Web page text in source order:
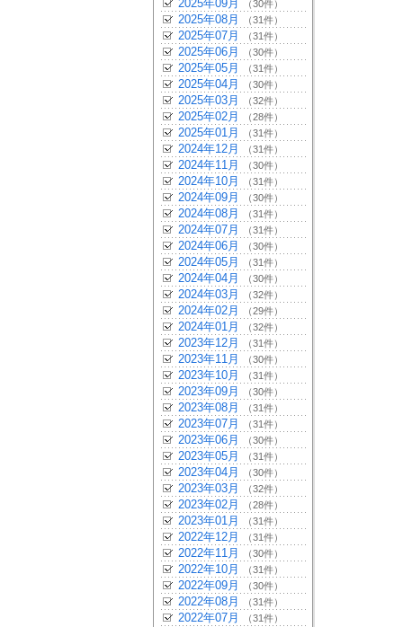
2025年09月 （30件）
2025年08月 （31件）
2025年07月 （31件）
2025年06月 （30件）
2025年05月 （31件）
2025年04月 （30件）
2025年03月 （32件）
2025年02月 （28件）
2025年01月 （31件）
2024年12月 （31件）
2024年11月 （30件）
2024年10月 （31件）
2024年09月 （30件）
2024年08月 （31件）
2024年07月 （31件）
2024年06月 （30件）
2024年05月 （31件）
2024年04月 （30件）
2024年03月 （32件）
2024年02月 （29件）
2024年01月 （32件）
2023年12月 （31件）
2023年11月 （30件）
2023年10月 （31件）
2023年09月 （30件）
2023年08月 （31件）
2023年07月 （31件）
2023年06月 （30件）
2023年05月 （31件）
2023年04月 （30件）
2023年03月 （32件）
2023年02月 （28件）
2023年01月 （31件）
2022年12月 （31件）
2022年11月 （30件）
2022年10月 （31件）
2022年09月 （30件）
2022年08月 （31件）
2022年07月 （31件）